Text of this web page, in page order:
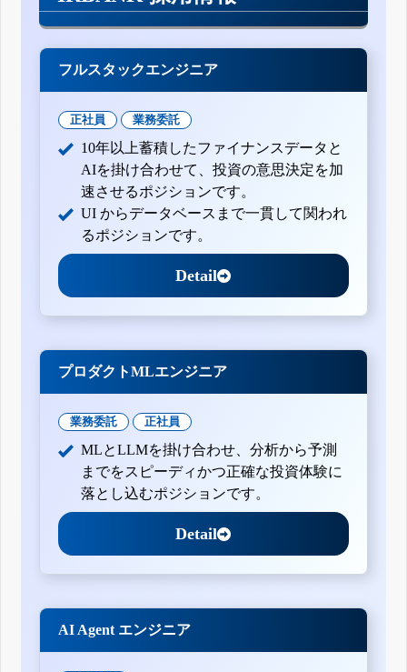
フルスタックエンジニア
正社員 業務委託
10年以上蓄積したファイナンスデータと
AIを掛け合わせて、投資の意思決定を加
速させるポジションです。
UI からデータベースまで一貫して関われ
るポジションです。
Detail
プロダクトMLエンジニア
業務委託 正社員
MLとLLMを掛け合わせ、分析から予測
までをスピーディかつ正確な投資体験に
落とし込むポジションです。
Detail
AI Agent エンジニア